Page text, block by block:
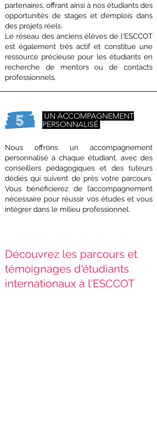
partenaires, offrant ainsi à nos étudiants des
opportunités de stages et d’emplois dans
des projets réels.
Le réseau des anciens élèves de l'ESCCOT
est également très actif et constitue une
ressource précieuse pour les étudiants en
recherche de mentors ou de contacts
professionnels.
UN ACCOMPAGNEMENT
PERSONNALISÉ
Nous offrons un accompagnement
personnalisé à chaque étudiant, avec des
conseillers pédagogiques et des tuteurs
dédiés qui suivent de près votre parcours.
Vous bénéficierez de l’accompagnement
nécessaire pour réussir vos études et vous
intégrer dans le milieu professionnel.
Découvrez les parcours et
témoignages d'étudiants
internationaux à l'ESCCOT